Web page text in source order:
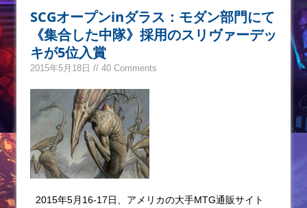
SCGオープンinダラス：モダン部門にて
《集合した中隊》採用のスリヴァーデッ
キが5位入賞
2015年5月18日 // 40 Comments
2015年5月16-17日、アメリカの大手MTG通販サイト